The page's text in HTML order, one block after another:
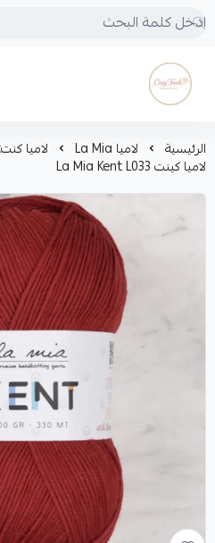
Cozy touch
الرئيسية لاميا La Mia لاميا كنتLa Mia Kent
لاميا كينت La Mia Kent L033